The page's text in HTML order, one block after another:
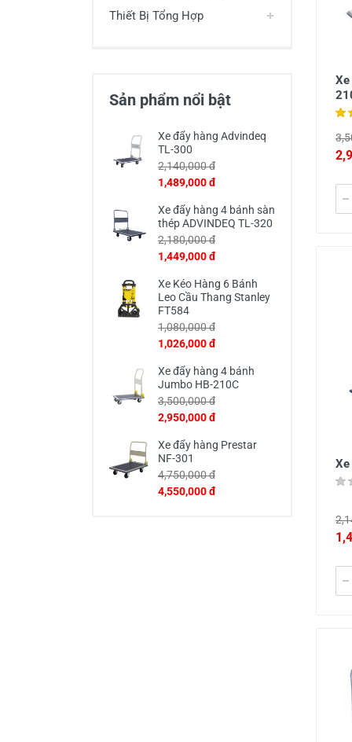
Thiết Bị Tổng Hợp
Sản phẩm nổi bật
Xe đẩy hàng Advindeq
TL-300
2,140,000 đ
1,489,000 đ
Xe đẩy hàng 4 bánh sàn
thép ADVINDEQ TL-320
2,180,000 đ
1,449,000 đ
Xe Kéo Hàng 6 Bánh
Leo Cầu Thang Stanley
FT584
1,080,000 đ
1,026,000 đ
Xe đẩy hàng 4 bánh
Jumbo HB-210C
3,500,000 đ
2,950,000 đ
Xe đẩy hàng Prestar
NF-301
4,750,000 đ
4,550,000 đ